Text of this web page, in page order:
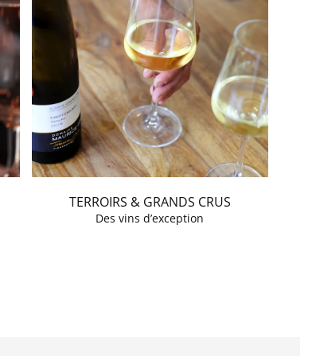
TERROIRS & GRANDS CRUS
Des vins d’exception